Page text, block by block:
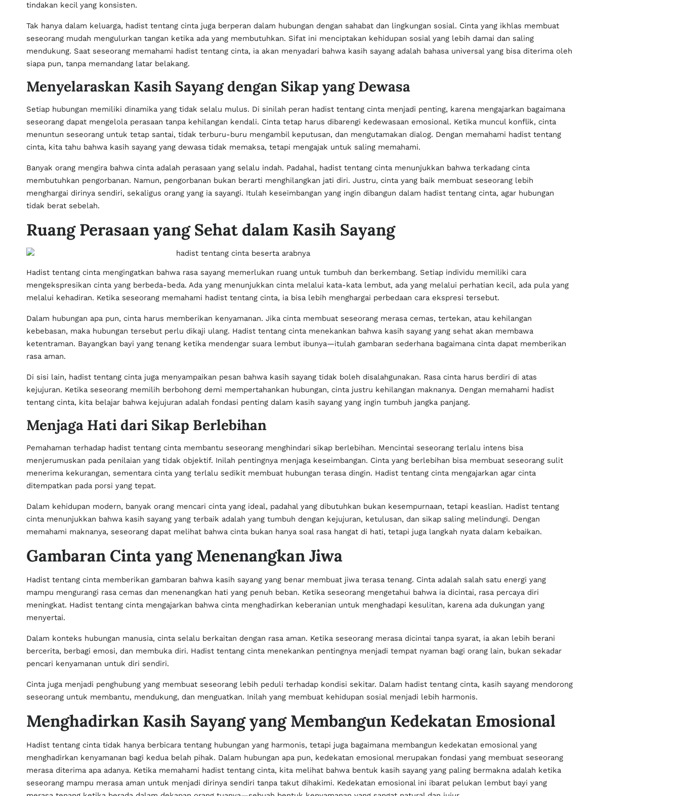
tindakan kecil yang konsisten.
Tak hanya dalam keluarga, hadist tentang cinta juga berperan dalam hubungan dengan sahabat dan lingkungan sosial. Cinta yang ikhlas membuat
seseorang mudah mengulurkan tangan ketika ada yang membutuhkan. Sifat ini menciptakan kehidupan sosial yang lebih damai dan saling
mendukung. Saat seseorang memahami hadist tentang cinta, ia akan menyadari bahwa kasih sayang adalah bahasa universal yang bisa diterima oleh
siapa pun, tanpa memandang latar belakang.
Menyelaraskan Kasih Sayang dengan Sikap yang Dewasa
Setiap hubungan memiliki dinamika yang tidak selalu mulus. Di sinilah peran hadist tentang cinta menjadi penting, karena mengajarkan bagaimana
seseorang dapat mengelola perasaan tanpa kehilangan kendali. Cinta tetap harus dibarengi kedewasaan emosional. Ketika muncul konflik, cinta
menuntun seseorang untuk tetap santai, tidak terburu-buru mengambil keputusan, dan mengutamakan dialog. Dengan memahami hadist tentang
cinta, kita tahu bahwa kasih sayang yang dewasa tidak memaksa, tetapi mengajak untuk saling memahami.
Banyak orang mengira bahwa cinta adalah perasaan yang selalu indah. Padahal, hadist tentang cinta menunjukkan bahwa terkadang cinta
membutuhkan pengorbanan. Namun, pengorbanan bukan berarti menghilangkan jati diri. Justru, cinta yang baik membuat seseorang lebih
menghargai dirinya sendiri, sekaligus orang yang ia sayangi. Itulah keseimbangan yang ingin dibangun dalam hadist tentang cinta, agar hubungan
tidak berat sebelah.
Ruang Perasaan yang Sehat dalam Kasih Sayang
Hadist tentang cinta mengingatkan bahwa rasa sayang memerlukan ruang untuk tumbuh dan berkembang. Setiap individu memiliki cara
mengekspresikan cinta yang berbeda-beda. Ada yang menunjukkan cinta melalui kata-kata lembut, ada yang melalui perhatian kecil, ada pula yang
melalui kehadiran. Ketika seseorang memahami hadist tentang cinta, ia bisa lebih menghargai perbedaan cara ekspresi tersebut.
Dalam hubungan apa pun, cinta harus memberikan kenyamanan. Jika cinta membuat seseorang merasa cemas, tertekan, atau kehilangan
kebebasan, maka hubungan tersebut perlu dikaji ulang. Hadist tentang cinta menekankan bahwa kasih sayang yang sehat akan membawa
ketentraman. Bayangkan bayi yang tenang ketika mendengar suara lembut ibunya—itulah gambaran sederhana bagaimana cinta dapat memberikan
rasa aman.
Di sisi lain, hadist tentang cinta juga menyampaikan pesan bahwa kasih sayang tidak boleh disalahgunakan. Rasa cinta harus berdiri di atas
kejujuran. Ketika seseorang memilih berbohong demi mempertahankan hubungan, cinta justru kehilangan maknanya. Dengan memahami hadist
tentang cinta, kita belajar bahwa kejujuran adalah fondasi penting dalam kasih sayang yang ingin tumbuh jangka panjang.
Menjaga Hati dari Sikap Berlebihan
Pemahaman terhadap hadist tentang cinta membantu seseorang menghindari sikap berlebihan. Mencintai seseorang terlalu intens bisa
menjerumuskan pada penilaian yang tidak objektif. Inilah pentingnya menjaga keseimbangan. Cinta yang berlebihan bisa membuat seseorang sulit
menerima kekurangan, sementara cinta yang terlalu sedikit membuat hubungan terasa dingin. Hadist tentang cinta mengajarkan agar cinta
ditempatkan pada porsi yang tepat.
Dalam kehidupan modern, banyak orang mencari cinta yang ideal, padahal yang dibutuhkan bukan kesempurnaan, tetapi keaslian. Hadist tentang
cinta menunjukkan bahwa kasih sayang yang terbaik adalah yang tumbuh dengan kejujuran, ketulusan, dan sikap saling melindungi. Dengan
memahami maknanya, seseorang dapat melihat bahwa cinta bukan hanya soal rasa hangat di hati, tetapi juga langkah nyata dalam kebaikan.
Gambaran Cinta yang Menenangkan Jiwa
Hadist tentang cinta memberikan gambaran bahwa kasih sayang yang benar membuat jiwa terasa tenang. Cinta adalah salah satu energi yang
mampu mengurangi rasa cemas dan menenangkan hati yang penuh beban. Ketika seseorang mengetahui bahwa ia dicintai, rasa percaya diri
meningkat. Hadist tentang cinta mengajarkan bahwa cinta menghadirkan keberanian untuk menghadapi kesulitan, karena ada dukungan yang
menyertai.
Dalam konteks hubungan manusia, cinta selalu berkaitan dengan rasa aman. Ketika seseorang merasa dicintai tanpa syarat, ia akan lebih berani
bercerita, berbagi emosi, dan membuka diri. Hadist tentang cinta menekankan pentingnya menjadi tempat nyaman bagi orang lain, bukan sekadar
pencari kenyamanan untuk diri sendiri.
Cinta juga menjadi penghubung yang membuat seseorang lebih peduli terhadap kondisi sekitar. Dalam hadist tentang cinta, kasih sayang mendorong
seseorang untuk membantu, mendukung, dan menguatkan. Inilah yang membuat kehidupan sosial menjadi lebih harmonis.
Menghadirkan Kasih Sayang yang Membangun Kedekatan Emosional
Hadist tentang cinta tidak hanya berbicara tentang hubungan yang harmonis, tetapi juga bagaimana membangun kedekatan emosional yang
menghadirkan kenyamanan bagi kedua belah pihak. Dalam hubungan apa pun, kedekatan emosional merupakan fondasi yang membuat seseorang
merasa diterima apa adanya. Ketika memahami hadist tentang cinta, kita melihat bahwa bentuk kasih sayang yang paling bermakna adalah ketika
seseorang mampu merasa aman untuk menjadi dirinya sendiri tanpa takut dihakimi. Kedekatan emosional ini ibarat pelukan lembut bayi yang